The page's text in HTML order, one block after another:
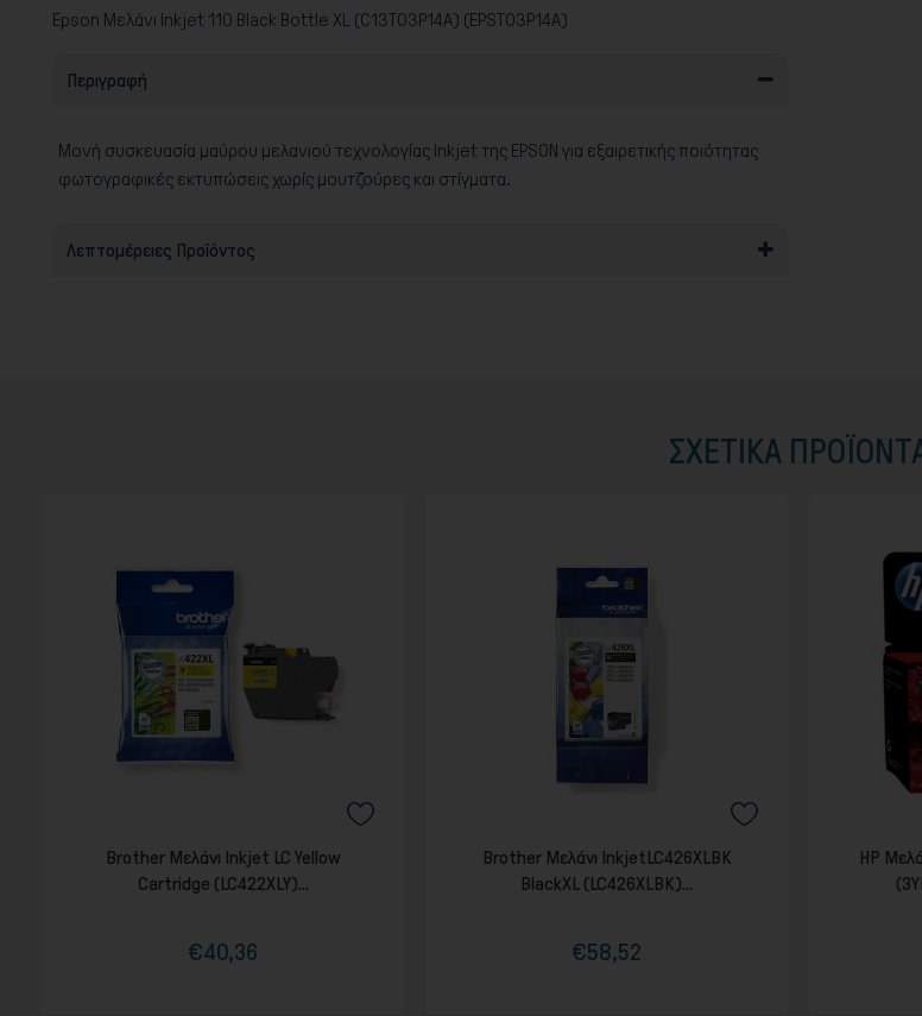
Epson Μελάνι Inkjet 110 Black Bottle XL (C13T03P14A) (EPST03P14A)
Περιγραφή
Μονή συσκευασία μαύρου μελανιού τεχνολογίας Inkjet της EPSON για εξαιρετικής ποιότητας
φωτογραφικές εκτυπώσεις χωρίς μουτζούρες και στίγματα.
Λεπτομέρειες Προϊόντος
ΣΧΕΤΙΚΆ
Brother Μελάνι Inkjet LC Yellow
Cartridge (LC422XLY)...
Τιμή
€40,36
Brother Μελάνι InkjetLC426XLBK
BlackXL (LC426XLBK)...
Τιμή
€58,52
Κανονική
HP